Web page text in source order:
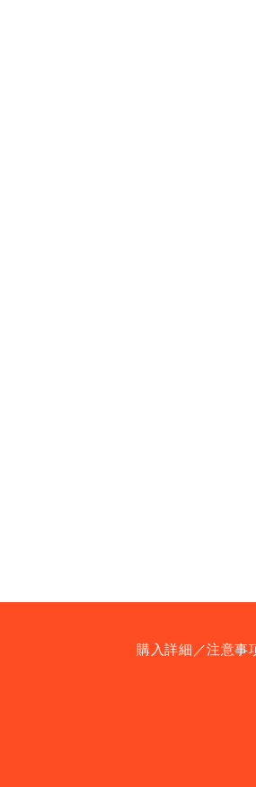
購入詳細／注意事